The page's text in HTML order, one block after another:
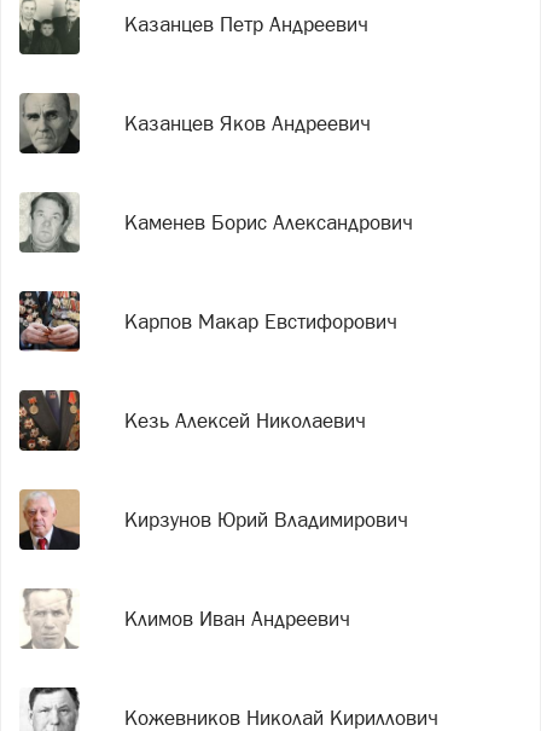
Казанцев Петр Андреевич
Казанцев Яков Андреевич
Каменев Борис Александрович
Карпов Макар Евстифорович
Кезь Алексей Николаевич
Кирзунов Юрий Владимирович
Климов Иван Андреевич
Кожевников Николай Кириллович